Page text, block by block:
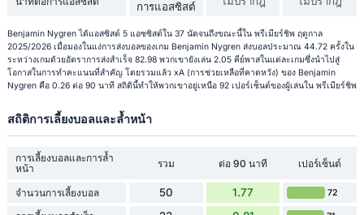
การแอสซิสต์
Benjamin Nygren ได้แอสซิสต์ 5 แอซซิสต์ใน 37 นัดจนถึงขณะนี้ใน พรีเมียร์ชิพ ฤดูกาล
2025/2026 เมื่อมองในแง่การส่งบอลของเกม Benjamin Nygren ส่งบอลประมาณ 44.72 ครั้งใน
ระหว่างเกมด้วยอัตราการส่งสำเร็จ 82.98 พวกเขายังเล่น 2.05 คีย์พาสในแต่ละเกมซึ่งนำไปสู่
โอกาสในการทำคะแนนที่สำคัญ โดยรวมแล้ว xA (การช่วยเหลือที่คาดหวัง) ของ Benjamin
Nygren คือ 0.26 ต่อ 90 นาที สถิตินี้ทำให้พวกเขาอยู่เหนือ 92 เปอร์เซ็นต์ของผู้เล่นใน พรีเมียร์ชิพ
สถิติการเลี้ยงบอลและล้ำหน้า
การเลี้ยงบอลและการล้ำ
หน้า
รวม ต่อ 90 นาที เปอร์เซ็นต์
จำนวนการเลี้ยงบอล 50 1.77 72